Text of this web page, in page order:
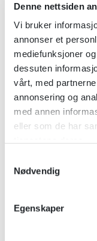
Denne nettsiden
Vi bruker
annonser et
mediefunksjoner
dessuten
vårt, med
annonsering og
med annen
eller som de har
Nødvendig
Egenskaper
Podie Farger Tennis
Tennis-/padel-
farger
kr115,00 kr